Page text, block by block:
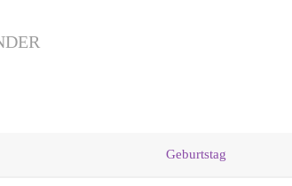
Geburtstag